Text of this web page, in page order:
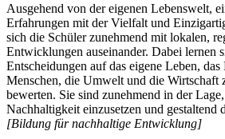
Ausgehend von der eigenen Lebenswelt,
Erfahrungen mit der Vielfalt und
sich die Schüler zunehmend mit lokalen,
Entwicklungen auseinander. Dabei lernen
Entscheidungen auf das eigene Leben, das
Menschen, die Umwelt und die Wirtschaft
bewerten. Sie sind zunehmend in der
Nachhaltigkeit einzusetzen und gestaltend
[Bildung für nachhaltige Entwicklung]